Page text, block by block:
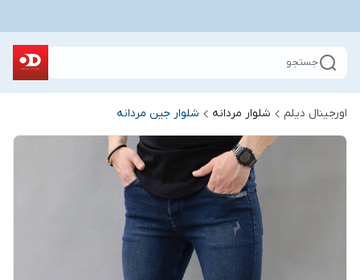
جستجو
اورجینال دیلم شلوار مردانه شلوار جین مردانه